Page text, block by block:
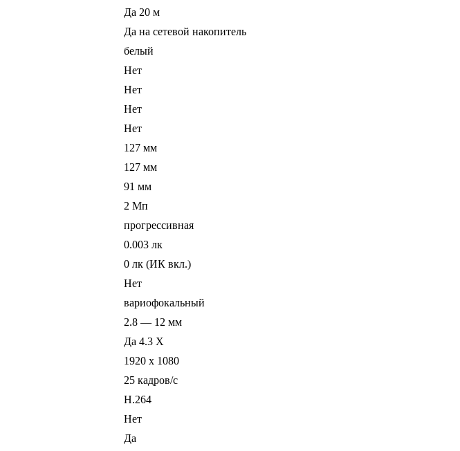
Да 20 м
Да на сетевой накопитель
белый
Нет
Нет
Нет
Нет
127 мм
127 мм
91 мм
2 Мп
прогрессивная
0.003 лк
0 лк (ИК вкл.)
Нет
вариофокальный
2.8 — 12 мм
Да 4.3 Х
1920 x 1080
25 кадров/с
H.264
Нет
Да